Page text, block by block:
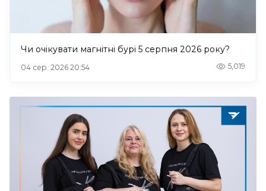
Чи очікувати магнітні бурі 5 серпня 2026 року?
04 сер. 2026 20:54 5,019